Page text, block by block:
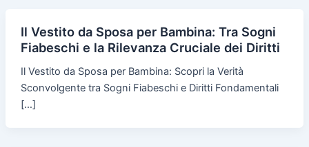
Il Vestito da Sposa per Bambina: Tra Sogni
Fiabeschi e la Rilevanza Cruciale dei Diritti
Il Vestito da Sposa per Bambina: Scopri la Verità
Sconvolgente tra Sogni Fiabeschi e Diritti Fondamentali
[…]